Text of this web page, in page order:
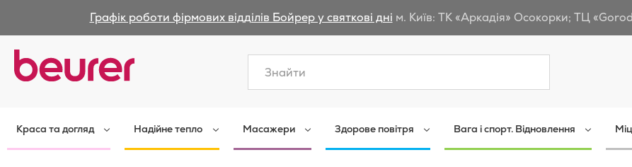
Графік роботи фірмових відділів Бойрер у святкові дні м. Київ: ТК «Аркадія» Осокорки; ТЦ
Пошук
Закрити
Краса та догляд Надійне тепло Масажери Здорове повітря Вага і спорт. Відновлення